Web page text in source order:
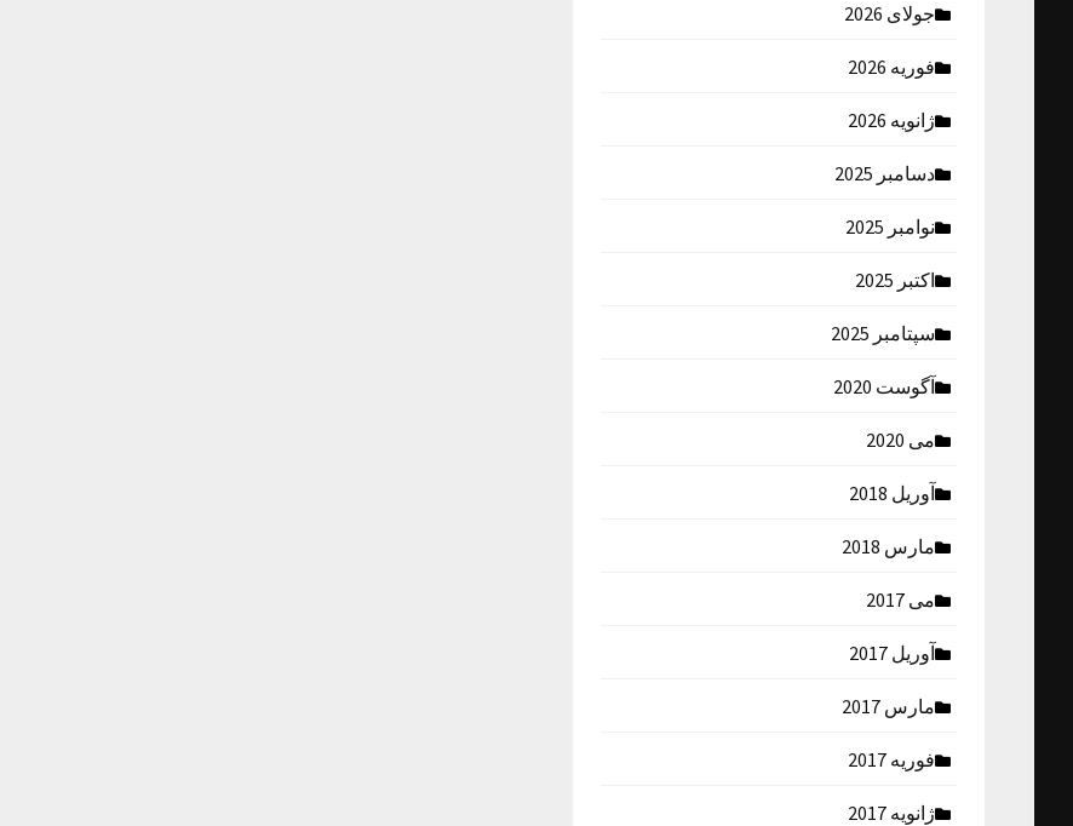
جولای 2026
فوریه 2026
ژانویه 2026
دسامبر 2025
نوامبر 2025
اکتبر 2025
سپتامبر 2025
آگوست 2020
می 2020
آوریل 2018
مارس 2018
می 2017
آوریل 2017
مارس 2017
فوریه 2017
ژانویه 2017